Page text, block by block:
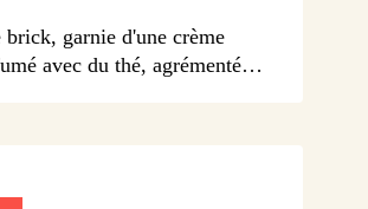
garnie d'une crème
avec du thé, agrémentée